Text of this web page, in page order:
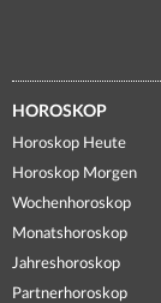
HOROSKOP
Horoskop Heute
Horoskop Morgen
Wochenhoroskop
Monatshoroskop
Jahreshoroskop
Partnerhoroskop